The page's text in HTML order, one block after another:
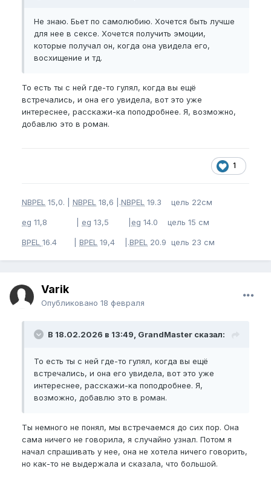
Не знаю. Бьет по самолюбию. Хочется быть лучше
для нее в сексе. Хочется получить эмоции,
которые получал он, когда она увидела его,
восхищение и тд.
То есть ты с ней где-то гулял, когда вы ещё
встречались, и она его увидела, вот это уже
интереснее, расскажи-ка поподробнее. Я, возможно,
добавлю это в роман.
1
NBPEL 15,0. | NBPEL 18,6 |.NBPEL 19.3 цель 22см
eg 11,8 | eg 13,5 | eg 14.0 цель 15 см
BPEL 16.4 | BPEL 19,4 |.BPEL 20.9 цель 23 см
Varik
Опубликовано 18 февраля
В 18.02.2026 в 13:49, GrandMaster сказал:
То есть ты с ней где-то гулял, когда вы ещё
встречались, и она его увидела, вот это уже
интереснее, расскажи-ка поподробнее. Я,
возможно, добавлю это в роман.
Ты немного не понял, мы встречаемся до сих пор. Она
сама ничего не говорила, я случайно узнал. Потом я
начал спрашивать у нее, она не хотела ничего говорить,
но как-то не выдержала и сказала, что большой.